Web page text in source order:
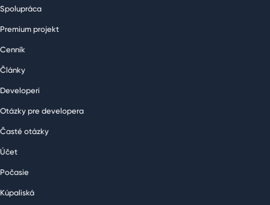
Spolupráca
Premium projekt
Cenník
Články
Developeri
Otázky pre developera
Časté otázky
Účet
Počasie
Kúpaliská